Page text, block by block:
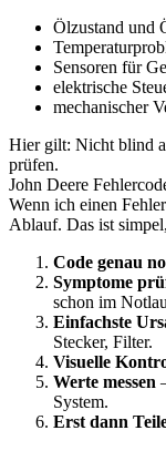
Ölzustand und
Sensoren für
elektrische
mechanischer
Hier gilt: Nicht blind
prüfen.
John Deere
Wenn ich einen
Ablauf. Das ist
Code genau
Symptome
schon im
Einfachste
Stecker, Filter.
Visuelle
Werte messen
System.
Erst dann